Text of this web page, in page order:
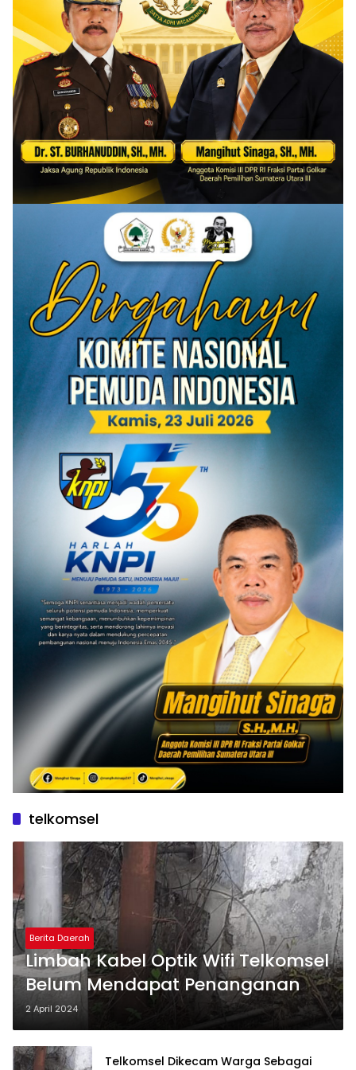
telkomsel
Berita Daerah
Limbah Kabel Optik Wifi Telkomsel
Belum Mendapat Penanganan
2 April 2024
Telkomsel Dikecam Warga Sebagai